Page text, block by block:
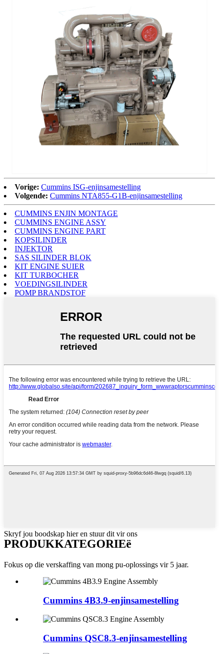
Vorige: Cummins ISG-enjinsamestelling
Volgende: Cummins NTA855-G1B-enjinsamestelling
CUMMINS ENJIN MONTAGE
CUMMINS ENGINE ASSY
CUMMINS ENGINE PART
KOPSILINDER
INJEKTOR
SAS SILINDER BLOK
KIT ENGINE SUIER
KIT TURBOCHER
VOEDINGSILINDER
POMP BRANDSTOF
Skryf jou boodskap hier en stuur dit vir ons
PRODUKKATEGORIEë
Fokus op die verskaffing van mong pu-oplossings vir 5 jaar.
Cummins 4B3.9-enjinsamestelling
Cummins QSC8.3-enjinsamestelling